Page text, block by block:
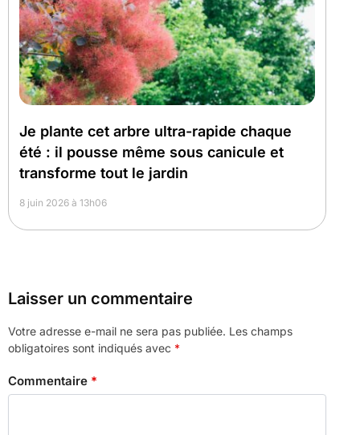
Je plante cet arbre ultra-rapide chaque
été : il pousse même sous canicule et
transforme tout le jardin
8 juin 2026 à 13h06
Laisser un commentaire
Votre adresse e-mail ne sera pas publiée. Les champs
obligatoires sont indiqués avec *
Commentaire *